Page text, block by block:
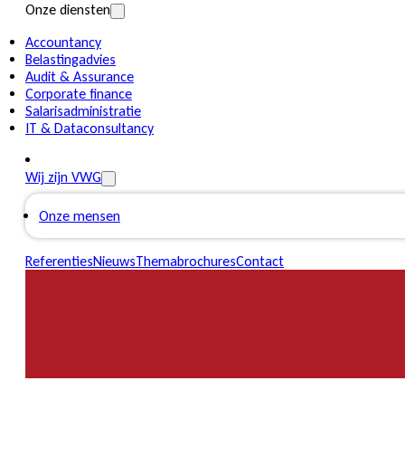
Onze diensten
Accountancy
Belastingadvies
Audit & Assurance
Corporate finance
Salarisadministratie
IT & Dataconsultancy
Wij zijn VWG
Onze mensen
ReferentiesNieuwsThemabrochuresContact